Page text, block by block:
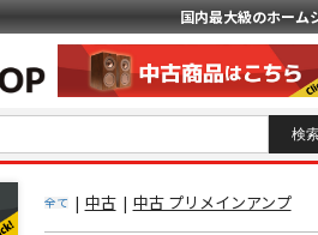
国内最大級のホーム
全て | 中古 | 中古 プリメインアンプ